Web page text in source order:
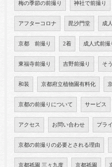
梅の季節の前撮り 神社で前撮り
アフターコロナ 毘沙門堂 成
京都 前撮り 2着 成人式前撮
東福寺前撮り 吉野前撮り そ
和装 京都府立植物園有料化
京都の前撮りについて サービス
アクセス お問い合わせ プラ
京都の前撮りの必要とされる理由
京都祇園 三々九度 京都祇園